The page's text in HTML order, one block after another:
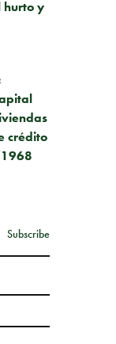
hurto y
crédito